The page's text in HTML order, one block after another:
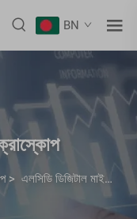
BN
> এলসিডি ডিজিটাল মাইক্রোস্কোপ